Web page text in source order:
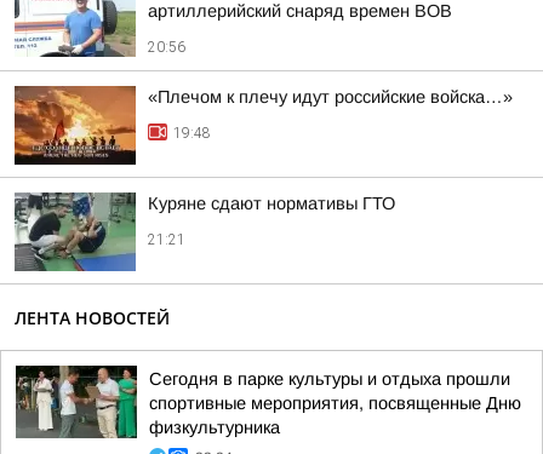
артиллерийский снаряд времен ВОВ
20:56
«Плечом к плечу идут российские войска…»
19:48
Куряне сдают нормативы ГТО
21:21
ЛЕНТА НОВОСТЕЙ
Сегодня в парке культуры и отдыха прошли
спортивные мероприятия, посвященные Дню
физкультурника